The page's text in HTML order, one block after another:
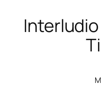
Interludio